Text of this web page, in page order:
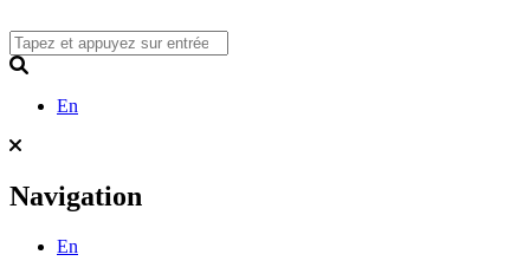
to
content
En
Navigation
En